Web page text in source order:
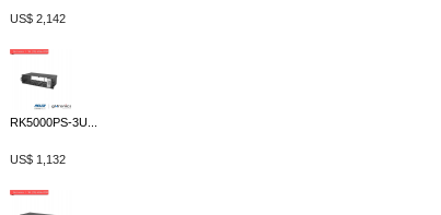
US$ 2,142
RK5000PS-3U...
US$ 1,132